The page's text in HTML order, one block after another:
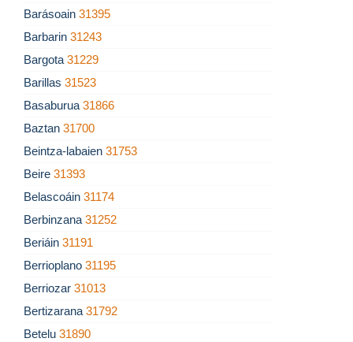
Barásoain 31395
Barbarin 31243
Bargota 31229
Barillas 31523
Basaburua 31866
Baztan 31700
Beintza-labaien 31753
Beire 31393
Belascoáin 31174
Berbinzana 31252
Beriáin 31191
Berrioplano 31195
Berriozar 31013
Bertizarana 31792
Betelu 31890